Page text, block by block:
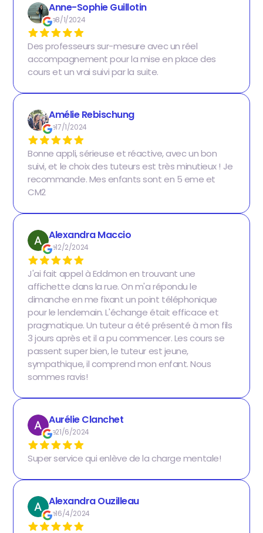
Anne-Sophie Guillotin
Le8/1/2024
Des professeurs sur-mesure avec un réel
accompagnement pour la mise en place des
cours et un vrai suivi par la suite.
Amélie Rebischung
Le17/1/2024
Bonne appli, sérieuse et réactive, avec un bon
suivi, et le choix des tuteurs est très minutieux ! Je
recommande. Mes enfants sont en 5 eme et
CM2
Alexandra Maccio
Le12/2/2024
J'ai fait appel à Eddmon en trouvant une
affichette dans la rue. On m'a répondu le
dimanche en me fixant un point téléphonique
pour le lendemain. L'échange était efficace et
pragmatique. Un tuteur a été présenté à mon fils
3 jours après et il a pu commencer. Les cours se
passent super bien, le tuteur est jeune,
sympathique, il comprend mon enfant. Nous
sommes ravis!
Aurélie Clanchet
Le21/6/2024
Super service qui enlève de la charge mentale!
Alexandra Ouzilleau
Le16/4/2024